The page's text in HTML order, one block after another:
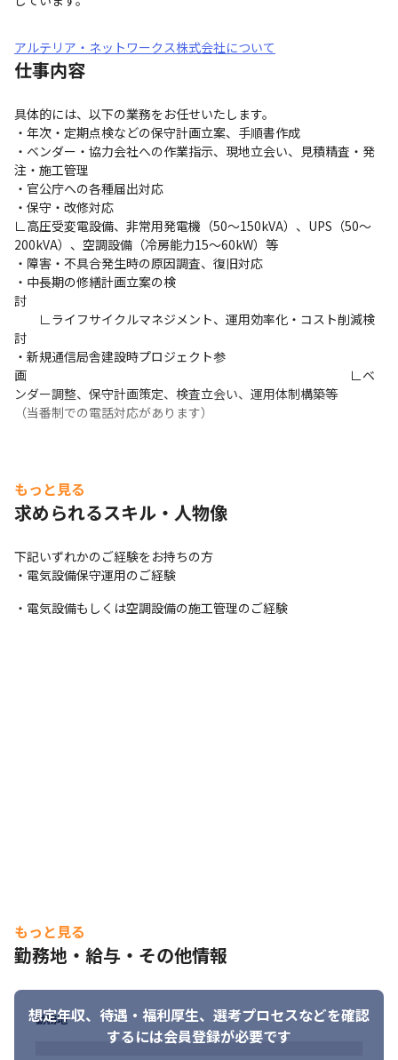
アルテリア・ネットワークス株式会社について
仕事内容
具体的には、以下の業務をお任せいたします。
・年次・定期点検などの保守計画立案、手順書作成
・ベンダー・協力会社への作業指示、現地立会い、見積精査・発
注・施工管理
・官公庁への各種届出対応
・保守・改修対応
∟高圧受変電設備、非常用発電機（50～150kVA）、UPS（50～
200kVA）、空調設備（冷房能力15～60kW）等
・障害・不具合発生時の原因調査、復旧対応
・中長期の修繕計画立案の検
討
∟ライフサイクルマネジメント、運用効率化・コスト削減検
討
・新規通信局舎建設時プロジェクト参
画　　　　　　　　　　　　　　　　　　　　　　　　　　∟ベ
ンダー調整、保守計画策定、検査立会い、運用体制構築等
（当番制での電話対応があります）
もっと見る
求められるスキル・人物像
下記いずれかのご経験をお持ちの方
・電気設備保守運用のご経験
・電気設備もしくは空調設備の施工管理のご経験
もっと見る
勤務地・給与・その他情報
想定年収、待遇・福利厚生、 選考プロセスなどを確認
するには会員登録が必要です
勤務地